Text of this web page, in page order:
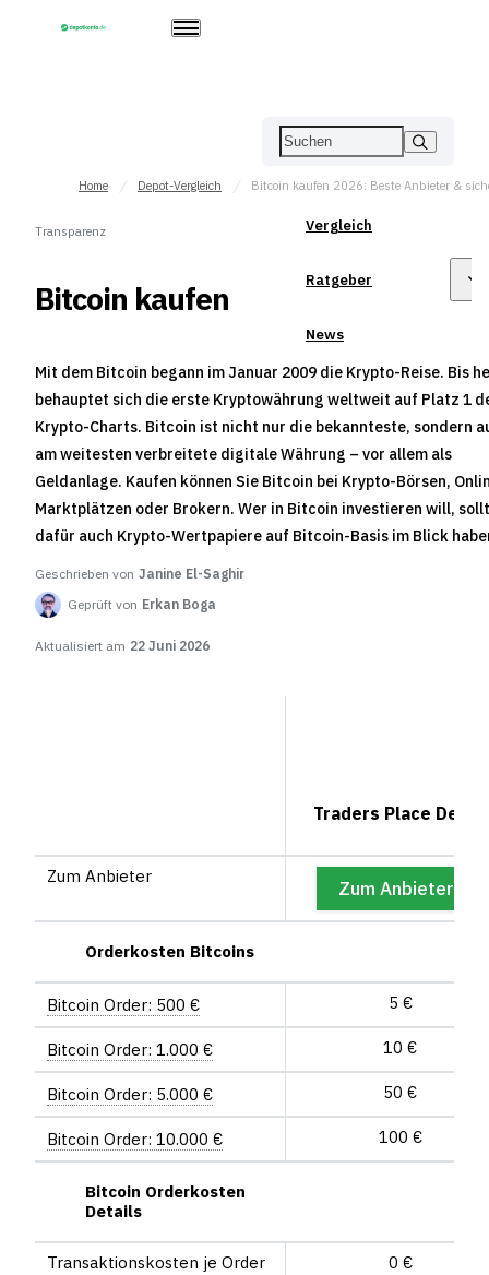
Vergleich
Ratgeber
News
Home Depot-Vergleich
Transparenz
Bitcoin kaufen
Mit dem Bitcoin begann im Januar 2009 die Krypto-Reise. Bis
behauptet sich die erste Kryptowährung weltweit auf Platz 1
Krypto-Charts. Bitcoin ist nicht nur die bekannteste, sondern
am weitesten verbreitete digitale Währung – vor allem als
Geldanlage. Kaufen können Sie Bitcoin bei Krypto-Börsen,
Marktplätzen oder Brokern. Wer in Bitcoin investieren will,
dafür auch Krypto-Wertpapiere auf Bitcoin-Basis im Blick
Geschrieben von Janine El-Saghir
Geprüft von Erkan Boga
Aktualisiert am 22 Juni 2026
Traders Place Depot
Zum Anbieter
Zum Anbieter
Orderkosten Bitcoins
Bitcoin Order: 500 € 5 €
Bitcoin Order: 1.000 € 10 €
Bitcoin Order: 5.000 € 50 €
Bitcoin Order: 10.000 € 100 €
Bitcoin Orderkosten
Details
Trans­aktions­kosten je Order 0 €